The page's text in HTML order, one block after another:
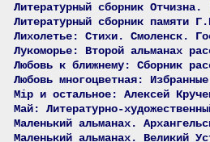
Литературный сборник
Литературный сборник памяти
Лихолетье: Стихи. Смоленск.
Лукоморье: Второй альманах
Любовь к ближнему: Сборник
Любовь многоцветная:
Мiр и остальное: Алексей
Май: Литературно-
Маленький альманах.
Маленький альманах. Великий